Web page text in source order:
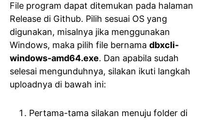
File program dapat ditemukan pada halaman
Release di Github. Pilih sesuai OS yang
digunakan, misalnya jika menggunakan
Windows, maka pilih file bernama dbxcli-
windows-amd64.exe. Dan apabila sudah
selesai mengunduhnya, silakan ikuti langkah
uploadnya di bawah ini:
Pertama-tama silakan menuju folder di